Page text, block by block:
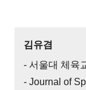
김유겸
- 서울대 체육
- Journal of